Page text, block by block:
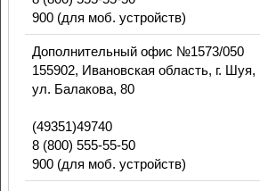
900 (для моб. устройств)
Дополнительный офис №1573/050
155902, Ивановская область, г. Шуя,
ул. Балакова, 80
(49351)49740
8 (800) 555-55-50
900 (для моб. устройств)